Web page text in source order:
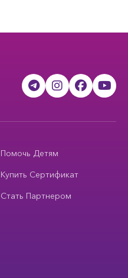
Помочь Детям
Купить Сертификат
Стать Партнером